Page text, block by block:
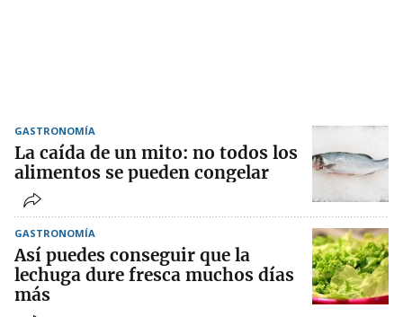
GASTRONOMÍA
La caída de un mito: no todos los
alimentos se pueden congelar
GASTRONOMÍA
Así puedes conseguir que la
lechuga dure fresca muchos días
más